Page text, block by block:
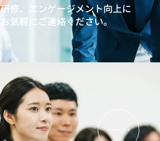
修、エンゲージメント向上に
気軽にご連絡ください。